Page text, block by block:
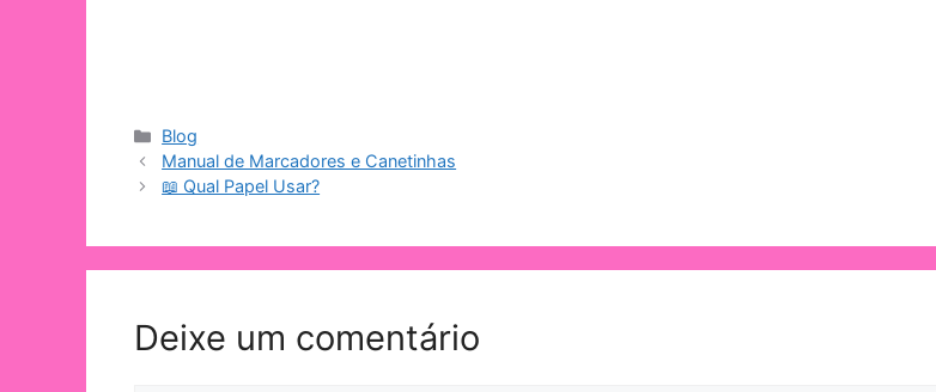
Blog
Manual de Marcadores e Canetinhas
📖 Qual Papel Usar?
Deixe um comentário